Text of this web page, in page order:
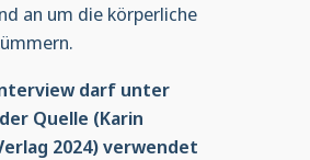
an um die körperliche
darf unter
Quelle (Karin
2024) verwendet